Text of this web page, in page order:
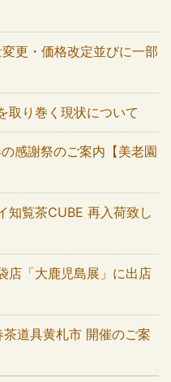
更・価格改定並びに一部
取り巻く現状について
感謝祭のご案内【美老園
知覧茶CUBE 再入荷致し
店「大鹿児島展」に出店
道具黄札市 開催のご案